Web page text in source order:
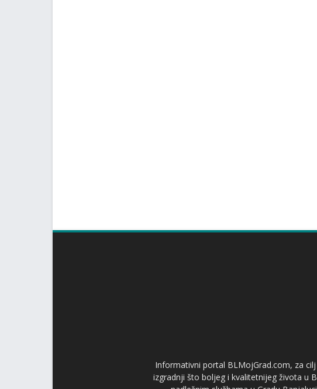
Informativni portal BLMojGrad.com, za
izgradnji što boljeg i kvalitetnijeg života u